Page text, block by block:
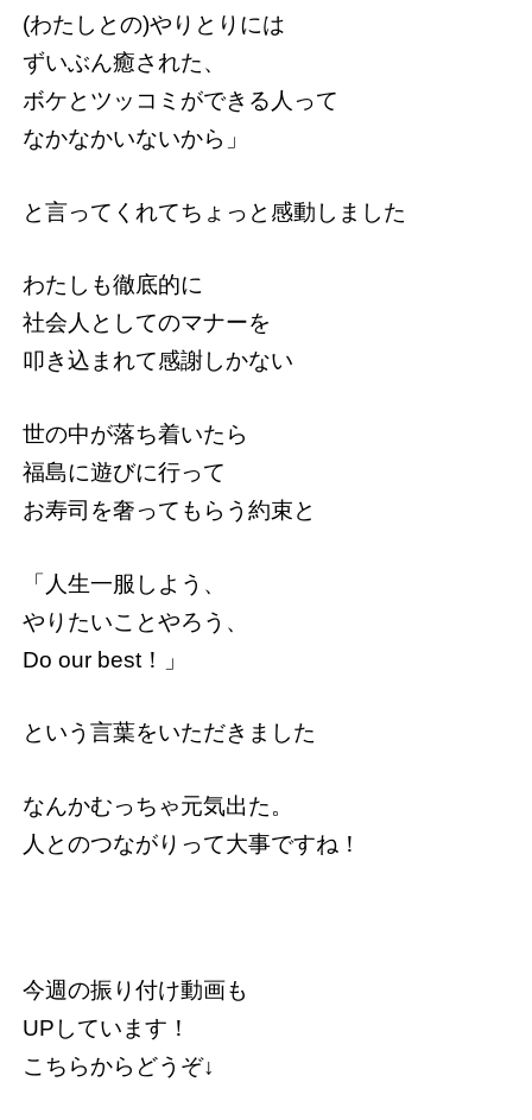
(わたしとの)やりとりには
ずいぶん癒された、
ボケとツッコミができる人って
なかなかいないから」
と言ってくれてちょっと感動しました
わたしも徹底的に
社会人としてのマナーを
叩き込まれて感謝しかない
世の中が落ち着いたら
福島に遊びに行って
お寿司を奢ってもらう約束と
「人生一服しよう、
やりたいことやろう、
Do our best！」
という言葉をいただきました
なんかむっちゃ元気出た。
人とのつながりって大事ですね！
今週の振り付け動画も
UPしています！
こちらからどうぞ↓